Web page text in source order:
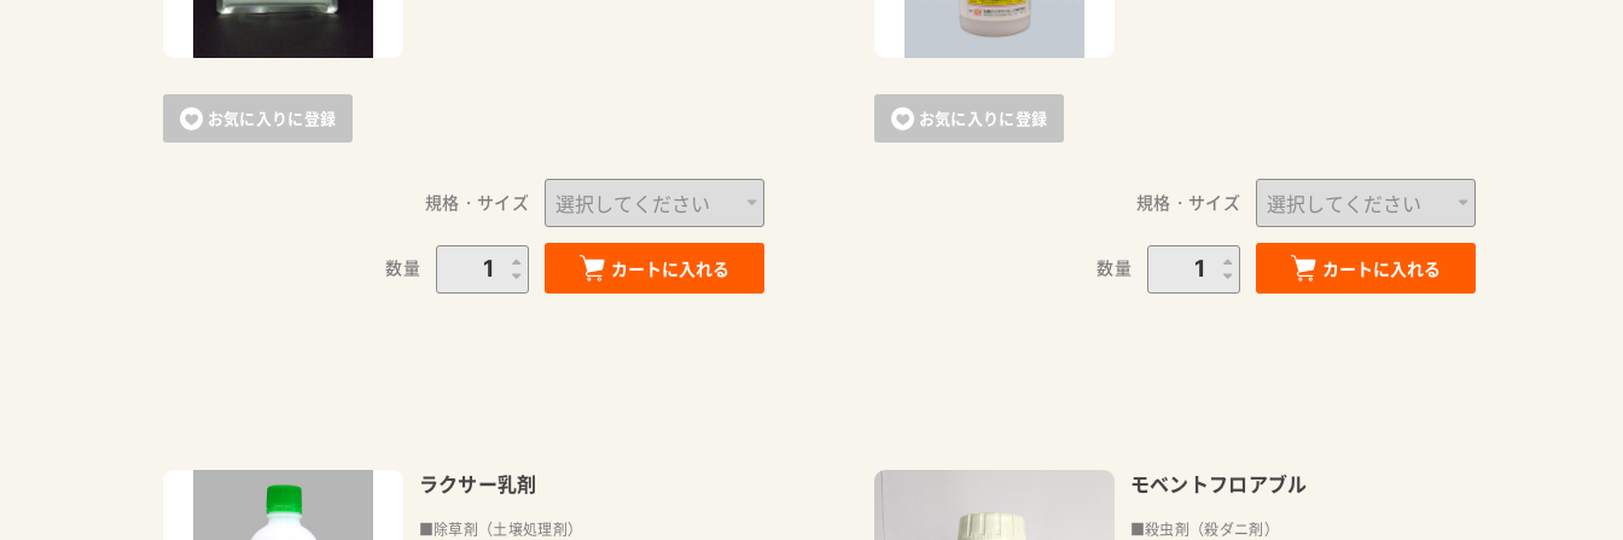
お気に入りに登録
規格・サイズ
数量 カートに入れる
お気に入りに登録
規格・サイズ
数量 カートに入れる
ラクサー乳剤
■除草剤（土壌処理剤）
モベントフロアブル
■殺虫剤（殺ダニ剤）
カートに追加しました。